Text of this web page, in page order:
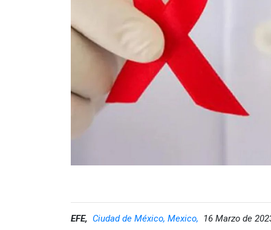
EFE, Ciudad de México, Mexico, 16 Marzo de